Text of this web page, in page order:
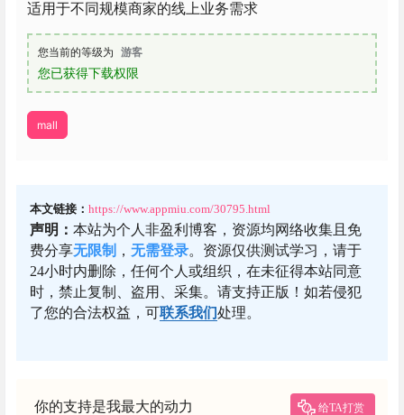
适用于不同规模商家的线上业务需求
您当前的等级为 游客
您已获得下载权限
mall
本文链接： https://www.appmiu.com/30795.html
声明： 本站为个人非盈利博客，资源均网络收集且免
费分享无限制 ， 无需登录。资源仅供测试学习，请于
24小时内删除，任何个人或组织，在未征得本站同意
时，禁止复制、盗用、采集。请支持正版！如若侵犯
了您的合法权益，可联系我们处理。
你的支持是我最大的动力 给TA打赏